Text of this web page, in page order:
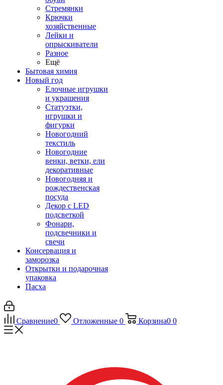
Стремянки
Крючки
хозяйственные
Лейки и
опрыскиватели
Разное
Ещё
Бытовая химия
Новый год
Елочные игрушки
и украшения
Статуэтки,
игрушки и
фигурки
Новогодний
текстиль
Новогодние
венки, ветки, ели
декоративные
Новогодняя и
рождественская
посуда
Декор с LED
подсветкой
Фонари,
подсвечники и
свечи
Консервация и
заморозка
Открытки и подарочная
упаковка
Пасха
Сравнение0 Отложенные 0 Корзина0 0